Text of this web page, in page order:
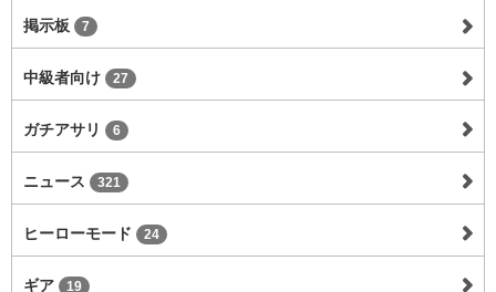
掲示板 7
中級者向け 27
ガチアサリ 6
ニュース 321
ヒーローモード 24
ギア 19